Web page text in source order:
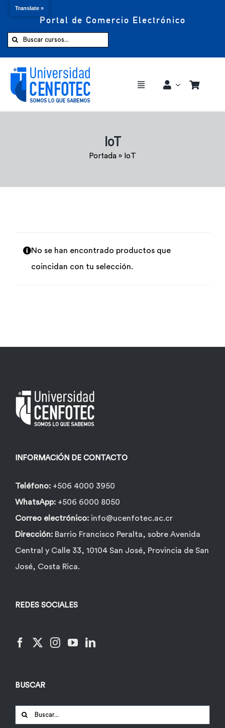
Portal de Comercio Electrónico
Buscar:
Toggle
Comprar ahora
IoT
Portada » IoT
No se han encontrado productos que
coincidan con tu selección.
INFORMACIÓN DE CONTACTO
Teléfono: +506 4000 3950
WhatsApp: +506 6000 8050
Correo electrónico: info@ucenfotec.ac.cr
Dirección: Barrio Francisco Peralta, sobre Avenida
Central y Calle 33, 10104 San José, Provincia de San
José, Costa Rica.
REDES SOCIALES
BUSCAR
Buscar:
Translate »